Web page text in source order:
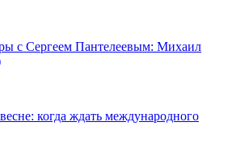
с Сергеем Пантелеевым: Михаил
когда ждать международного